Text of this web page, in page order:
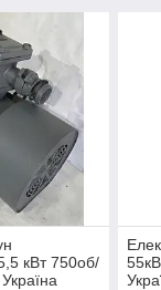
кВт 750об/